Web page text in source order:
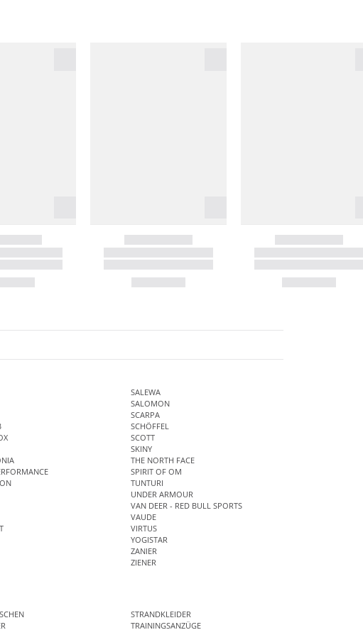
SALEWA
SALOMON
SCARPA
SCHÖFFEL
SCOTT
SKINY
THE NORTH FACE
SPIRIT OF OM
TUNTURI
UNDER ARMOUR
VAN DEER - RED BULL SPORTS
VAUDE
VIRTUS
YOGISTAR
ZANIER
ZIENER
STRANDKLEIDER
TRAININGSANZÜGE